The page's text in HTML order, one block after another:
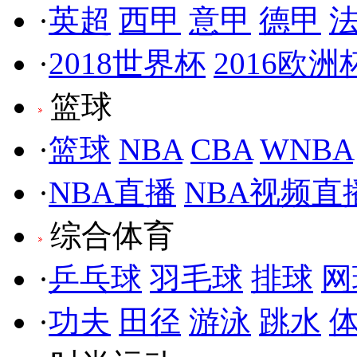
·英超 西甲 意甲 德甲
·2018世界杯 2016欧洲
篮球
·篮球 NBA CBA WNBA
·NBA直播 NBA视频直
综合体育
·乒乓球 羽毛球 排球
·功夫 田径 游泳 跳水